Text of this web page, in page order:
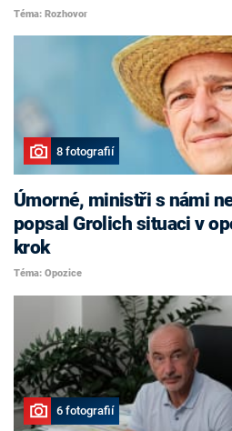
Téma: Rozhovor
8 fotografií
Úmorné, ministři s námi
popsal Grolich situaci v
krok
Téma: Opozice
6 fotografií